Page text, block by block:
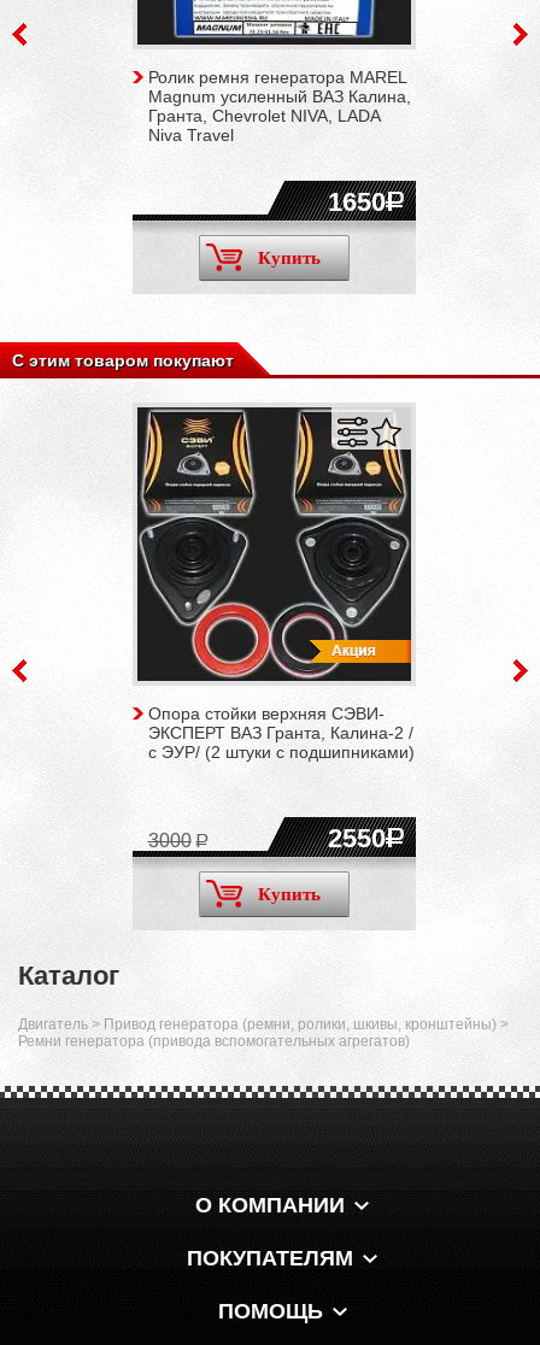
Ролик ремня генератора MAREL
Magnum усиленный ВАЗ Калина,
Гранта, Chevrolet NIVA, LADA
Niva Travel
1650
Купить
С этим товаром покупают
Опора стойки верхняя СЭВИ-
ЭКСПЕРТ ВАЗ Гранта, Калина-2 /
с ЭУР/ (2 штуки c подшипниками)
2550
3000
Купить
Каталог
Двигатель > Привод генератора (ремни, ролики, шкивы, кронштейны) >
Ремни генератора (привода вспомогательных агрегатов)
О КОМПАНИИ
ПОКУПАТЕЛЯМ
ПОМОЩЬ